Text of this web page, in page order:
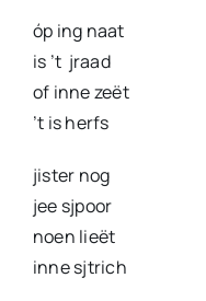
óp ing naat
is ’t jraad
of inne zeët
’t is herfs
jister nog
jee sjpoor
noen lieët
inne sjtrich